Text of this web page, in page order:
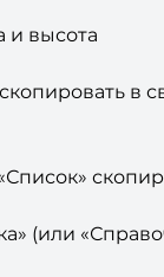
и высота
в
(или